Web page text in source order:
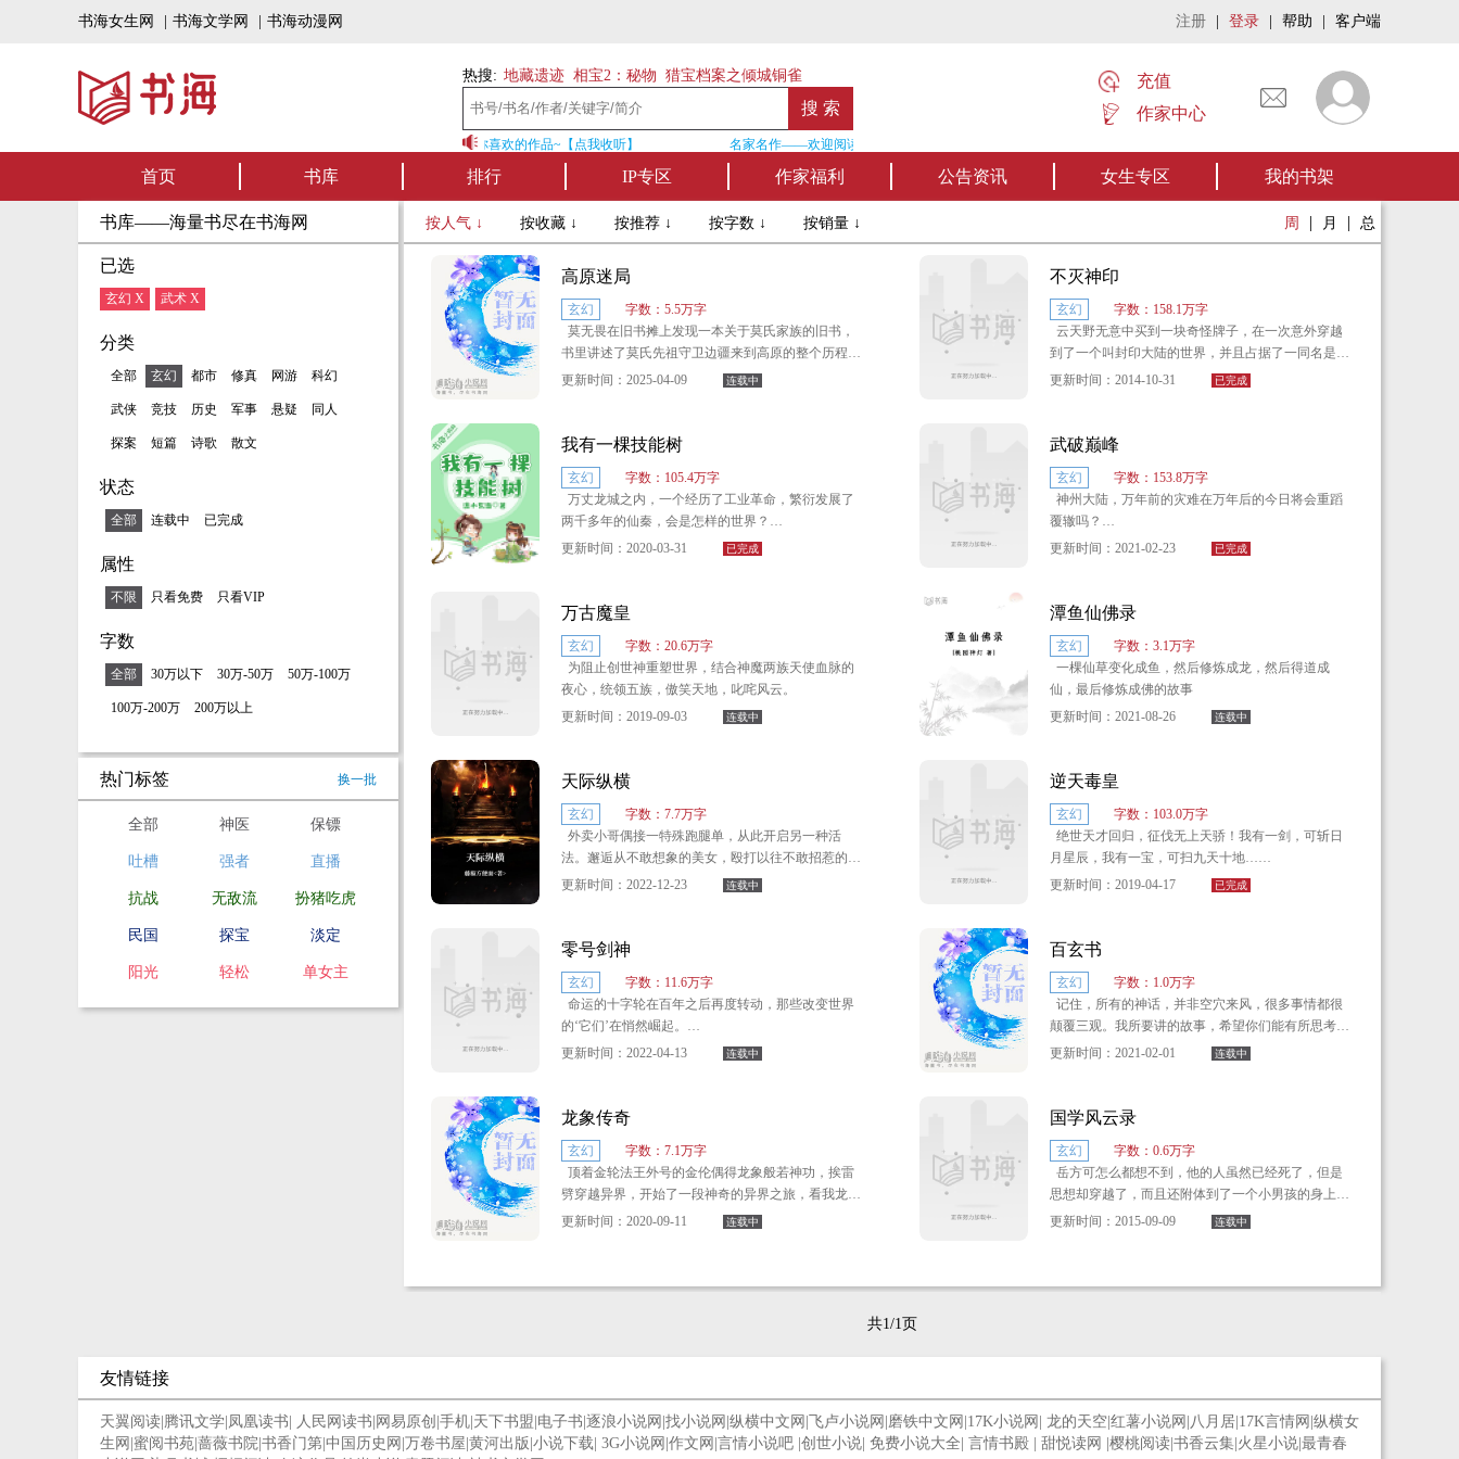
书海女生网 书海文学网 书海动漫网 注册 登录 帮助 客户端
热搜: 地藏遗迹 相宝2：秘物 猎宝档案之倾城铜雀
书海听书——好书可听，书海有声！书海上架有声书啦，一定有你喜欢的作品~【点我收听】 名家名作——欢迎阅读作者张家四叔的作品《张家摸金秘术》让我们一起开启张家摸金流悬疑作品。【点我阅读】
充值
作家中心
首页 书库 排行 IP专区 作家福利 公告资讯 女生专区 我的书架
书库——海量书尽在书海网
已选
玄幻 X 武术 X
分类
全部 玄幻 都市 修真 网游 科幻
武侠 竞技 历史 军事 悬疑 同人
探案 短篇 诗歌 散文
状态
全部 连载中 已完成
属性
不限 只看免费 只看VIP
字数
全部 30万以下 30万-50万 50万-100万
100万-200万 200万以上
热门标签 换一批
全部 神医 保镖
吐槽 强者 直播
抗战 无敌流 扮猪吃虎
民国 探宝 淡定
阳光 轻松 单女主
按人气 ↓ 按收藏 ↓ 按推荐 ↓ 按字数 ↓ 按销量 ↓ 周 | 月 | 总
高原迷局
玄幻
字数：5.5万字
莫无畏在旧书摊上发现一本关于莫氏家族的旧书，
书里讲述了莫氏先祖守卫边疆来到高原的整个历程。
先祖们曾经多次受封于国家，家藏富有，据书中记
追述莫家的历史，企图寻找莫家受封的青铜狮子镇边
更新时间：2025-04-09 连载中
不灭神印
玄幻
字数：158.1万字
云天野无意中买到一块奇怪牌子，在一次意外穿越
到了一个叫封印大陆的世界，并且占据了一同名是云
天野的少年身上。
云天野倒霉蛋被人忽悠进入了凶兽出没卓尼森林中，
地觉醒成为一名印者，开始踏上了强者之道。
更新时间：2014-10-31 已完成
我有一棵技能树
玄幻
字数：105.4万字
万丈龙城之内，一个经历了工业革命，繁衍发展了
两千多年的仙秦，会是怎样的世界？
这里有荡气回肠可歌可泣的热血故事！
更新时间：2020-03-31 已完成
武破巅峰
玄幻
字数：153.8万字
神州大陆，万年前的灾难在万年后的今日将会重蹈
覆辙吗？
上古神器，四上古神兽。当这世间的四种最强大的
力量融合石，将会重写改写天地。
可是有着无数人鼓励他，帮助他，帮助他一步步走向
世界的巅峰。
站在山峰之巅，袖手看天下万间灯火，这位神话般
的人物，终于露出了欣慰的笑容。
更新时间：2021-02-23 已完成
万古魔皇
玄幻
字数：20.6万字
为阻止创世神重塑世界，结合神魔两族天使血脉的
夜心，统领五族，傲笑天地，叱咤风云。
更新时间：2019-09-03
连载中
潭鱼仙佛录
玄幻
字数：3.1万字
一棵仙草变化成鱼，然后修炼成龙，然后得道成
仙，最后修炼成佛的故事
更新时间：2021-08-26
连载中
天际纵横
玄幻
字数：7.7万字
外卖小哥偶接一特殊跑腿单，从此开启另一种活
法。邂逅从不敢想象的美女，殴打以往不敢招惹的存
在。上扁外星高文明，下揍本土隐世修…
更新时间：2022-12-23 连载中
逆天毒皇
玄幻
字数：103.0万字
绝世天才回归，征伐无上天骄！我有一剑，可斩日
月星辰，我有一宝，可扫九天十地……
更新时间：2019-04-17
已完成
零号剑神
玄幻
字数：11.6万字
命运的十字轮在百年之后再度转动，那些改变世界
的‘它们’在悄然崛起。
暴雪中，一口王族棺椁被运出，总路程九千三百公
更新时间：2022-04-13 连载中
百玄书
玄幻
字数：1.0万字
记住，所有的神话，并非空穴来风，很多事情都很
颠覆三观。我所要讲的故事，希望你们能有所思考，
请再次记住，神话不是神话！！！
更新时间：2021-02-01 连载中
龙象传奇
玄幻
字数：7.1万字
顶着金轮法王外号的金伦偶得龙象般若神功，挨雷
劈穿越异界，开始了一段神奇的异界之旅，看我龙象
神功如何在异世界大发神威，和斗气魔法争锋？
更新时间：2020-09-11 连载中
国学风云录
玄幻
字数：0.6万字
岳方可怎么都想不到，他的人虽然已经死了，但是
思想却穿越了，而且还附体到了一个小男孩的身上。
更新时间：2015-09-09 连载中
共1/1页
友情链接
天翼阅读 腾讯文学 凤凰读书 人民网读书 网易原创 手机 天下书盟 电子书 逐浪小说网 找小说网 纵横中文网 飞卢小说网 磨铁中文网 17K小说网 龙的天空 红薯小说网 八月居 17K言情网 纵横女
生网 蜜阅书苑 蔷薇书院 书香门第 中国历史网 万卷书屋 黄河出版 小说下载 3G小说网 作文网 言情小说吧 创世小说 免费小说大全 言情书殿 甜悦读网 樱桃阅读 书香云集 火星小说 最青春